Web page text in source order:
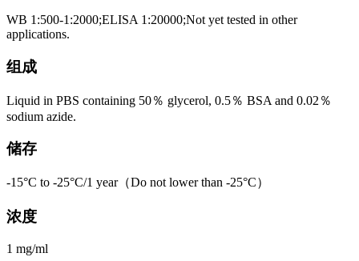
WB 1:500-1:2000;ELISA 1:20000;Not yet tested in other
applications.
组成
Liquid in PBS containing 50％ glycerol, 0.5％ BSA and 0.02％
sodium azide.
储存
-15°C to -25°C/1 year（Do not lower than -25°C）
浓度
1 mg/ml